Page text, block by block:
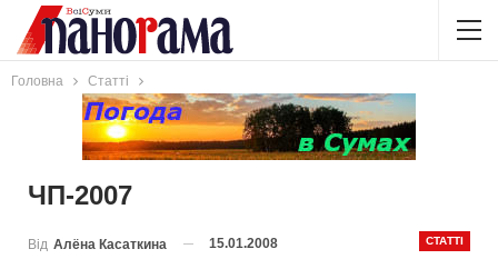
Головна Статті
ЧП-2007
СТАТТІ
Від Алёна Касаткина 15.01.2008